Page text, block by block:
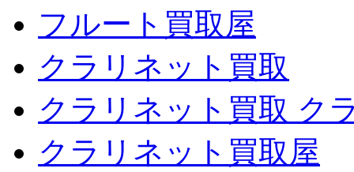
フルート買取屋
クラリネット買取
クラリネット買取 ク
クラリネット買取屋